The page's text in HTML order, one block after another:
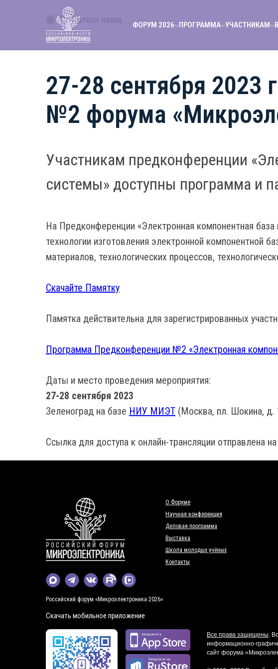
ФОРУМ 2026 ПРОГРАММА УЧАСТНИКАМ
Вернуться назад
27-28 сентября 2023
№2 форума
Участникам предконференции
системы» доступны программа и
На Предконференции «Электронная компонентная
технологии изготовления электронной компонентной
материалов, технологических процессов,
Скачайте Памятку
Памятка действительна для зарегистрированных
Программа Предконференции №2 «Электронная
Даты и место проведения мероприятия:
27-28 сентября 2023
Зеленоград на базе НИУ МИЭТ (Москва, пл. Шокина, д.
Ссылка для доступа к онлайн-трансляции отправлена
О Форуме
Научная конференция
Деловая программа
Выставка
Школа молодых учёных
Контакты
Все права защищены.
информационно-
сайт форума
Российский форум «Микроэлектроника 2026»
Скачать мобильное приложение